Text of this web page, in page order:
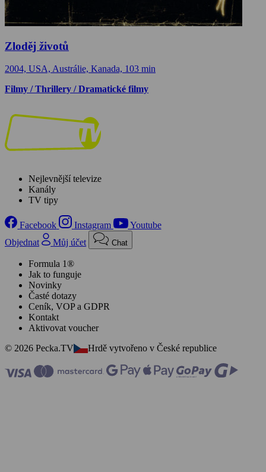
Zloděj životů
2004, USA, Austrálie, Kanada, 103 min
Filmy / Thrillery / Dramatické filmy
Nejlevnější televize
Kanály
TV tipy
Facebook Instagram
Youtube
Objednat
Můj účet Chat
Formula 1®
Jak to funguje
Novinky
Časté dotazy
Ceník, VOP a GDPR
Kontakt
Aktivovat voucher
© 2026 Pecka.TV
Hrdě vytvořeno v České republice